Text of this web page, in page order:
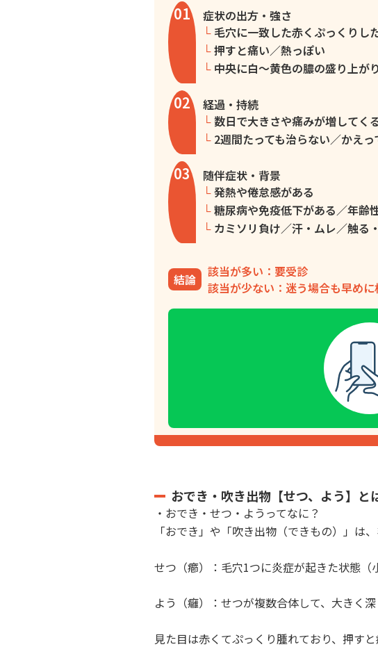
01
症状の出方・強さ
毛穴に一致した赤くぷっくりし
押すと痛い／熱っぽい
中央に白〜黄色の膿の盛り上がり
02
経過・持続
数日で大きさや痛みが増してく
2週間たっても治らない／かえっ
03
随伴症状・背景
発熱や倦怠感がある
糖尿病や免疫低下がある／年齢
カミソリ負け／汗・ムレ／触る
結論
該当が多い：要受診
該当が少ない：迷う場合も早めに
おでき・吹き出物【せつ、よう】と
・おでき・せつ・ようってなに？
「おでき」や「吹き出物（できもの）」は
せつ（癤）：毛穴1つに炎症が起きた状態（
よう（癰）：せつが複数合体して、大きく
見た目は赤くてぷっくり腫れており、押す